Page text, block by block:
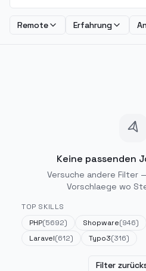
Remote Erfahrung
Keine passenden
Versuche andere Filter
Vorschlaege wo
TOP SKILLS
PHP(5692) Shopware(946)
Laravel(612) Typo3(316)
Filter